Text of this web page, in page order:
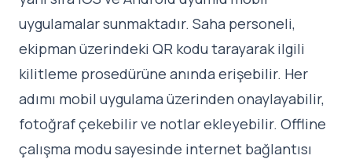
uygulamalar sunmaktadır. Saha personeli,
ekipman üzerindeki QR kodu tarayarak ilgili
kilitleme prosedürüne anında erişebilir. Her
adımı mobil uygulama üzerinden onaylayabilir,
fotoğraf çekebilir ve notlar ekleyebilir. Offline
çalışma modu sayesinde internet bağlantısı